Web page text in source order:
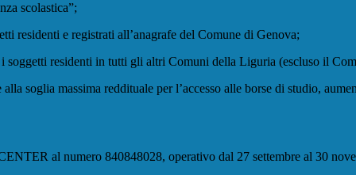
scolastica”;
residenti e registrati all’anagrafe del Comune di Genova;
residenti in tutti gli altri Comuni della Liguria (escluso il
soglia massima reddituale per l’accesso alle borse di studio,
al numero 840848028, operativo dal 27 settembre al 30